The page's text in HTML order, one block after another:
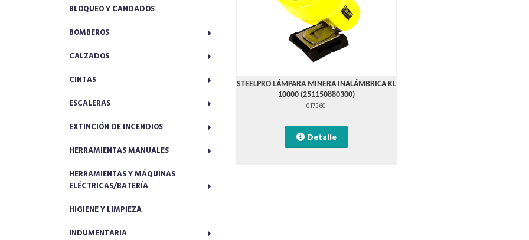
BLOQUEO Y CANDADOS
BOMBEROS
CALZADOS
CINTAS
ESCALERAS
EXTINCIÓN DE INCENDIOS
HERRAMIENTAS MANUALES
HERRAMIENTAS Y MÁQUINAS
ELÉCTRICAS/BATERÍA
HIGIENE Y LIMPIEZA
INDUMENTARIA
STEELPRO LÁMPARA MINERA INALÁMBRICA KL
10000 (251150880300)
017360
Detalle